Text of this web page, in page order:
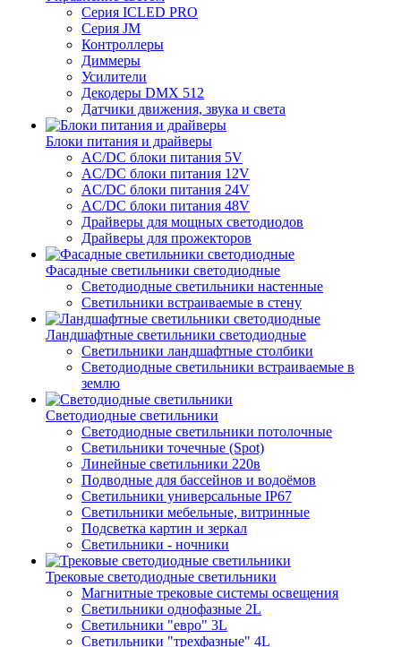
Серия ICLED PRO
Серия JM
Контроллеры
Диммеры
Усилители
Декодеры DMX 512
Датчики движения, звука и света
Блоки питания и драйверы
AC/DC блоки питания 5V
AC/DC блоки питания 12V
AC/DC блоки питания 24V
AC/DC блоки питания 48V
Драйверы для мощных светодиодов
Драйверы для прожекторов
Фасадные светильники светодиодные
Светодиодные светильники настенные
Светильники встраиваемые в стену
Ландшафтные светильники светодиодные
Светильники ландшафтные столбики
Светодиодные светильники встраиваемые в
землю
Светодиодные светильники
Светодиодные светильники потолочные
Светильники точечные (Spot)
Линейные светильники 220в
Подводные для бассейнов и водоёмов
Светильники универсальные IP67
Светильники мебельные, витринные
Подсветка картин и зеркал
Светильники - ночники
Трековые светодиодные светильники
Магнитные трековые системы освещения
Светильники однофазные 2L
Светильники "евро" 3L
Светильники "трехфазные" 4L